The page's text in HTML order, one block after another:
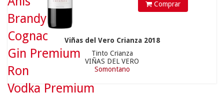
Comprar
Viñas del Vero Crianza 2018
Tinto Crianza
VIÑAS DEL VERO
Somontano
10.9 €
Brandy
Cognac
Gin Premium
Ron
Vodka Premium